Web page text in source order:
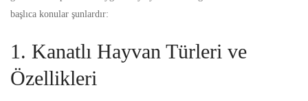
başlıca konular şunlardır:
1. Kanatlı Hayvan Türleri ve
Özellikleri